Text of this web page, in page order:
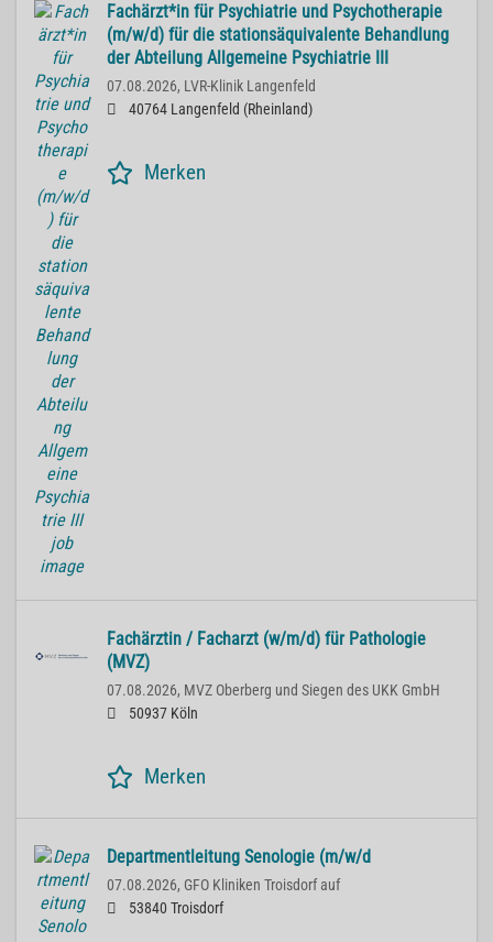
Fachärzt*in für Psychiatrie und Psychotherapie
(m/w/d) für die stationsäquivalente Behandlung
der Abteilung Allgemeine Psychiatrie III
07.08.2026, LVR-Klinik Langenfeld
40764 Langenfeld (Rheinland)
Merken
Fachärztin / Facharzt (w/m/d) für Pathologie
(MVZ)
07.08.2026, MVZ Oberberg und Siegen des UKK GmbH
50937 Köln
Merken
Departmentleitung Senologie (m/w/d
07.08.2026, GFO Kliniken Troisdorf auf
53840 Troisdorf